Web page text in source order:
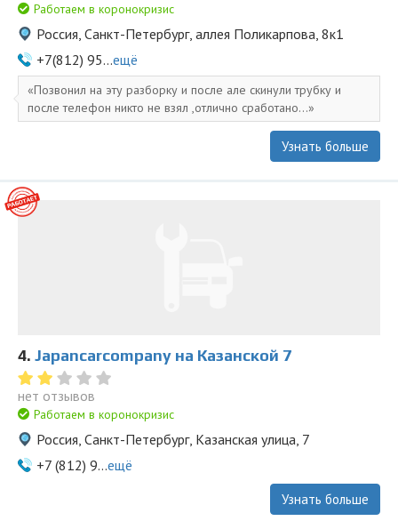
Работаем в коронокризис
Россия, Санкт-Петербург, аллея Поликарпова, 8к1
+7(812) 95...ещё
Позвонил на эту разборку и после але скинули трубку и
после телефон никто не взял ,отлично сработано...
Узнать больше
4. Japancarcompany на Казанской 7
нет отзывов
Работаем в коронокризис
Россия, Санкт-Петербург, Казанская улица, 7
+7 (812) 9...ещё
Узнать больше